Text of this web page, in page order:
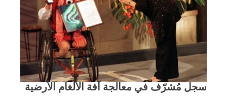
سجل مُشرّف في معالجة آفة الألغام الأرضية